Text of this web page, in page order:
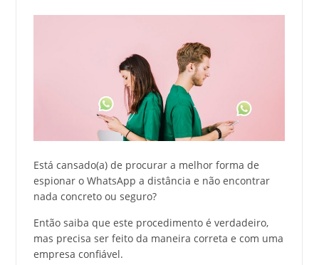
Está cansado(a) de procurar a melhor forma de
espionar o WhatsApp a distância e não encontrar
nada concreto ou seguro?
Então saiba que este procedimento é verdadeiro,
mas precisa ser feito da maneira correta e com uma
empresa confiável.